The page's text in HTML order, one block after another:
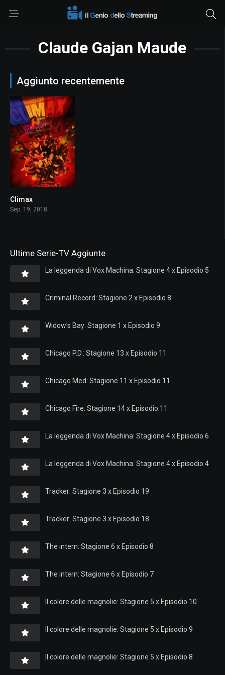
Claude Gajan Maude
Aggiunto recentemente
Climax
Sep. 19, 2018
Ultime Serie-TV Aggiunte
La leggenda di Vox Machina: Stagione 4 x Episodio 5
Criminal Record: Stagione 2 x Episodio 8
Widow’s Bay: Stagione 1 x Episodio 9
Chicago P.D.: Stagione 13 x Episodio 11
Chicago Med: Stagione 11 x Episodio 11
Chicago Fire: Stagione 14 x Episodio 11
La leggenda di Vox Machina: Stagione 4 x Episodio 6
La leggenda di Vox Machina: Stagione 4 x Episodio 4
Tracker: Stagione 3 x Episodio 19
Tracker: Stagione 3 x Episodio 18
The intern: Stagione 6 x Episodio 8
The intern: Stagione 6 x Episodio 7
Il colore delle magnolie: Stagione 5 x Episodio 10
Il colore delle magnolie: Stagione 5 x Episodio 9
Il colore delle magnolie: Stagione 5 x Episodio 8